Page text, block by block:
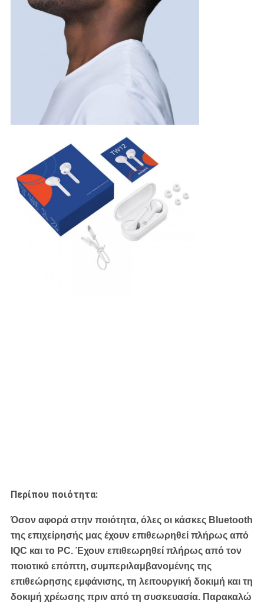
Περίπου ποιότητα:
Όσον αφορά στην ποιότητα, όλες οι κάσκες Bluetooth
της επιχείρησής μας έχουν επιθεωρηθεί πλήρως από
IQC και το PC. Έχουν επιθεωρηθεί πλήρως από τον
ποιοτικό επόπτη, συμπεριλαμβανομένης της
επιθεώρησης εμφάνισης, τη λειτουργική δοκιμή και τη
δοκιμή χρέωσης πριν από τη συσκευασία. Παρακαλώ